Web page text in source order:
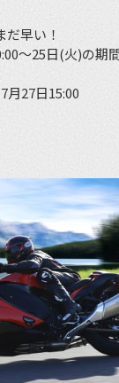
早い！
～25日(火)の期
月27日15:00